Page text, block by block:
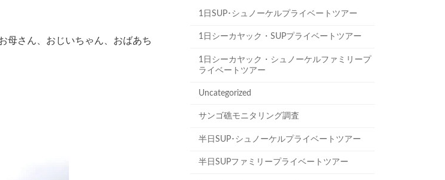
母さん、おじいちゃん、おばあち
1日SUP･シュノーケルプライベートツアー
1日シーカヤック・SUPプライベートツアー
1日シーカヤック・シュノーケルファミリープ
ライベートツアー
Uncategorized
サンゴ礁モニタリング調査
半日SUP･シュノーケルプライベートツアー
半日SUPファミリープライベートツアー